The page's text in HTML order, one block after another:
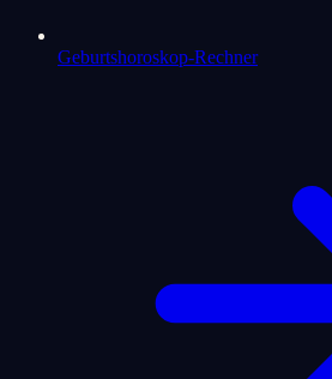
Geburtshoroskop-Rechner